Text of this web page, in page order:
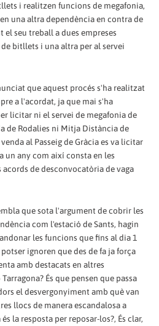
i realitzen funcions de megafonia,
una altra dependència en contra de
el seu treball a dues empreses
bitllets i una altra per al servei
que aquest procés s'ha realitzat
a l'acordat, ja que mai s'ha
licitar ni el servei de megafonia de
de Rodalies ni Mitja Distància de
al Passeig de Gràcia es va licitar
un any com així consta en les
de desconvocatòria de vaga
que sota l'argument de cobrir les
com l'estació de Sants, hagin
les funcions que fins al dia 1
ignoren que des de fa ja força
amb destacats en altres
És que pensen que passa
el desvergonyiment amb què van
llocs de manera escandalosa a
la resposta per reposar-los?, És clar,